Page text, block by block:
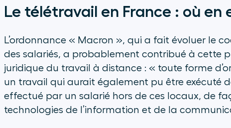
Le télétravail en France : où en
L’ordonnance « Macron », qui a fait évoluer le
des salariés, a probablement contribué à cette
juridique du travail à distance : « toute forme
un travail qui aurait également pu être exécuté
effectué par un salarié hors de ces locaux, de
technologies de l’information et de la